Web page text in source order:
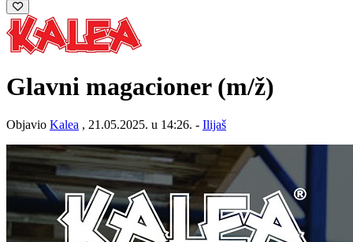
Glavni magacioner (m/ž)
Objavio Kalea , 21.05.2025. u 14:26. - Ilijaš